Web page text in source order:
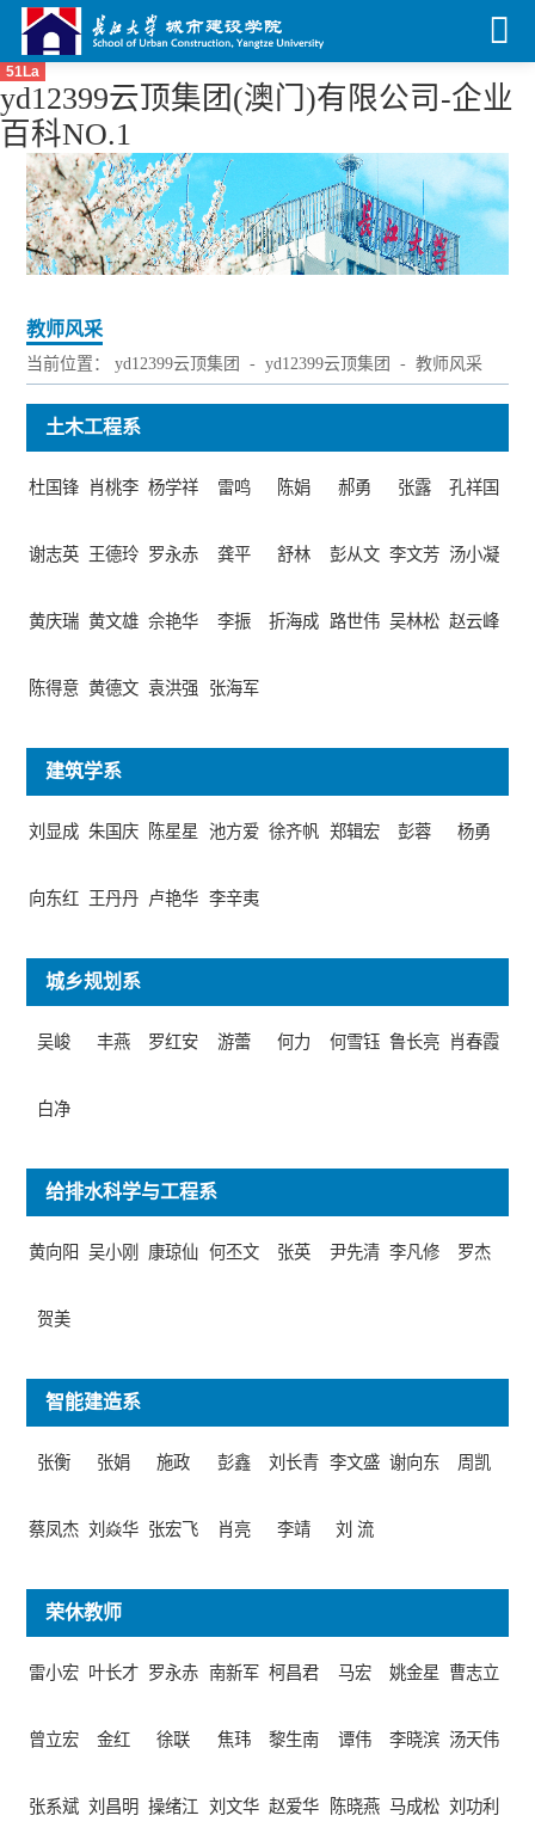
51La
yd12399云顶集团(澳门)有限公司-企业
百科NO.1
教师风采
当前位置：yd12399云顶集团 -yd12399云顶集团 -教师风采
土木工程系
杜国锋 肖桃李 杨学祥 雷鸣 陈娟 郝勇 张露 孔祥国
谢志英 王德玲 罗永赤 龚平 舒林 彭从文 李文芳 汤小凝
黄庆瑞 黄文雄 佘艳华 李振 折海成 路世伟 吴林松 赵云峰
陈得意 黄德文 袁洪强 张海军
建筑学系
刘显成 朱国庆 陈星星 池方爱 徐齐帆 郑辑宏 彭蓉 杨勇
向东红 王丹丹 卢艳华 李辛夷
城乡规划系
吴峻 丰燕 罗红安 游蕾 何力 何雪钰 鲁长亮 肖春霞
白净
给排水科学与工程系
黄向阳 吴小刚 康琼仙 何丕文 张英 尹先清 李凡修 罗杰
贺美
智能建造系
张衡 张娟 施政 彭鑫 刘长青 李文盛 谢向东 周凯
蔡凤杰 刘焱华 张宏飞 肖亮 李靖 刘 流
荣休教师
雷小宏 叶长才 罗永赤 南新军 柯昌君 马宏 姚金星 曹志立
曾立宏 金红 徐联 焦玮 黎生南 谭伟 李晓滨 汤天伟
张系斌 刘昌明 操绪江 刘文华 赵爱华 陈晓燕 马成松 刘功利